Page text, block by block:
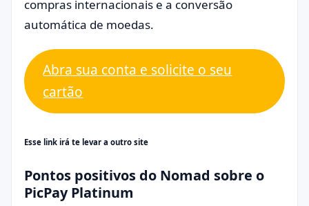
compras internacionais e a conversão
automática de moedas.
Abra sua conta e solicite o seu
cartão
Esse link irá te levar a outro site
Pontos positivos do Nomad sobre o
PicPay Platinum